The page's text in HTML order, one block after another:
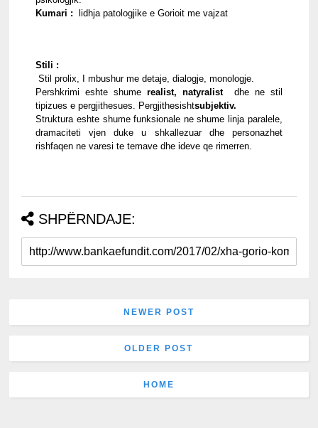
Kumari :
lidhja patologjike e Gorioit me vajzat
Stili :
Stil prolix, I mbushur me detaje, dialogje, monologje.
Pershkrimi eshte shume realist, natyralist dhe ne stil
tipizues e pergjithesues. Pergjithesishtsubjektiv.
Struktura eshte shume funksionale ne shume linja paralele,
dramaciteti vjen duke u shkallezuar dhe personazhet
rishfaqen ne varesi te temave dhe ideve qe rimerren.
SHPËRNDAJE:
NEWER POST
OLDER POST
HOME